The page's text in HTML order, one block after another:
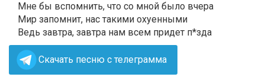
Мне бы вспомнить, что со мной было вчера
Мир запомнит, нас такими охуенными
Ведь завтра, завтра нам всем придет п*зда
Скачать песню с телеграмма